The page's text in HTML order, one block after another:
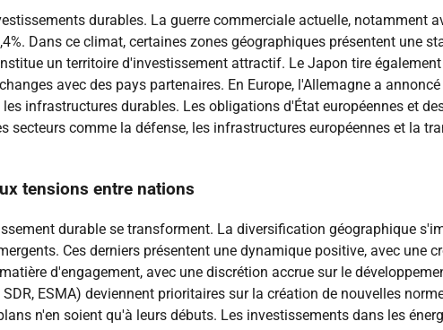
durables. La guerre commerciale actuelle, notamment
Dans ce climat, certaines zones géographiques présentent une
un territoire d'investissement attractif. Le Japon tire
avec des pays partenaires. En Europe, l'Allemagne a
infrastructures durables. Les obligations d'État européennes et
comme la défense, les infrastructures européennes et la
tensions entre nations
durable se transforment. La diversification géographique
Ces derniers présentent une dynamique positive, avec une
d'engagement, avec une discrétion accrue sur le
ESMA) deviennent prioritaires sur la création de nouvelles
n'en soient qu'à leurs débuts. Les investissements dans les